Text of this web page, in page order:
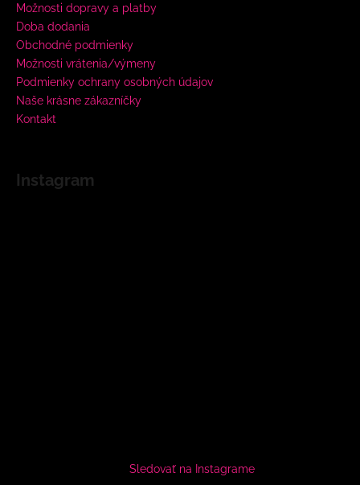
Možnosti dopravy a platby
Doba dodania
Obchodné podmienky
Možnosti vrátenia/výmeny
Podmienky ochrany osobných údajov
Naše krásne zákazníčky
Kontakt
Instagram
Sledovať na Instagrame